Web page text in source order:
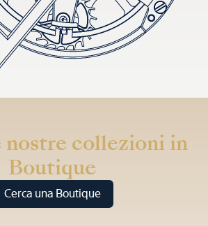
nostre collezioni in
Boutique
Cerca una Boutique